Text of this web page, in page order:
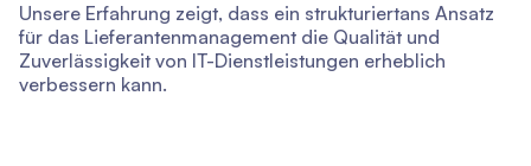
Unsere Erfahrung zeigt, dass ein strukturiertans Ansatz
für das Lieferantenmanagement die Qualität und
Zuverlässigkeit von IT-Dienstleistungen erheblich
verbessern kann.